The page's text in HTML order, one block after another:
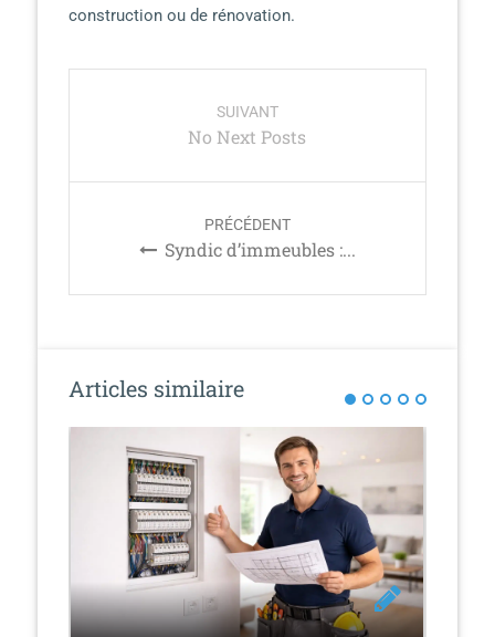
construction ou de rénovation.
t
i
t
SUIVANT
No Next Posts
PRÉCÉDENT
Syndic d’immeubles :...
Articles similaire